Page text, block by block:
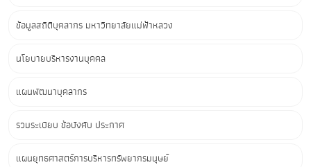
ข้อมูลสถิติบุคลากร มหาวิทยาลัยแม่ฟ้าหลวง
นโยบายบริหารงานบุคคล
แผนพัฒนาบุคลากร
รวมระเบียบ ข้อบังคับ ประกาศ
แผนยุทธศาสตร์การบริหารทรัพยากรมนุษย์